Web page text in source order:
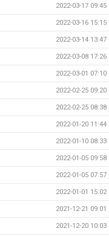
2022-03-17 09:45
2022-03-16 15:15
2022-03-14 13:47
2022-03-08 17:26
2022-03-01 07:10
2022-02-25 09:20
2022-02-25 08:38
2022-01-20 11:44
2022-01-10 08:33
2022-01-05 09:58
2022-01-05 07:57
2022-01-01 15:02
2021-12-21 09:01
2021-12-20 10:03